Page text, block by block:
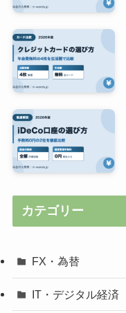
カテゴリー
FX・為替
IT・デジタル経済